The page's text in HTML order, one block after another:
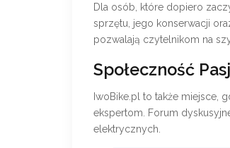
Dla osób, które dopiero
sprzętu, jego konserwacji
pozwalają czytelnikom na
Społeczność
IwoBike.pl to także miejsce,
ekspertom. Forum
elektrycznych.